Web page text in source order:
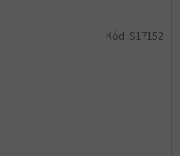
Kód: S17152